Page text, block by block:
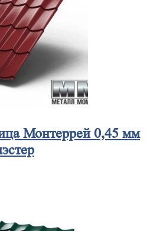
Монтеррей 0,45 мм